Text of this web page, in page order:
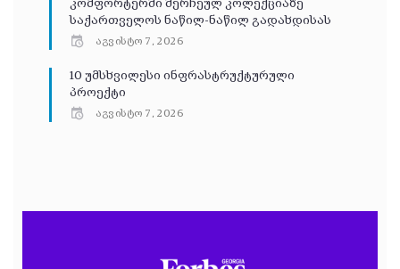
კომფორტერში შერჩეულ კოლექციაზე
საქართველოს ნაწილ-ნაწილ გადახდისას
აგვისტო 7, 2026
10 უმსხვილესი ინფრასტრუქტურული
პროექტი
აგვისტო 7, 2026